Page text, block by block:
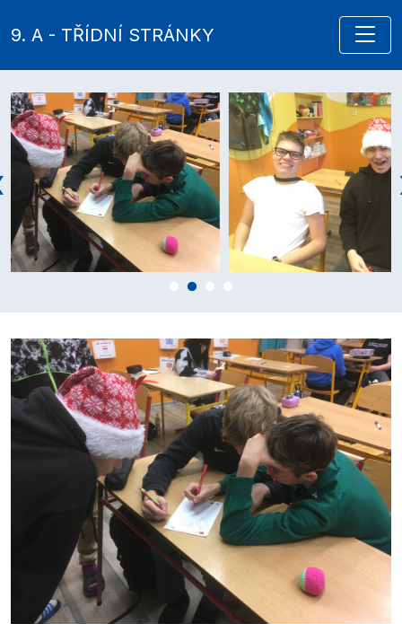
9. A - TŘÍDNÍ STRÁNKY